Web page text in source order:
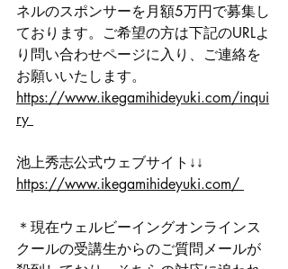
ネルのスポンサーを月額5万円で募集し
ております。ご希望の方は下記のURLよ
り問い合わせページに入り、ご連絡を
お願いいたします。
https://www.ikegamihideyuki.com/inqui
ry
池上秀志公式ウェブサイト↓↓
https://www.ikegamihideyuki.com/
＊現在ウェルビーイングオンラインス
クールの受講生からのご質問メールが